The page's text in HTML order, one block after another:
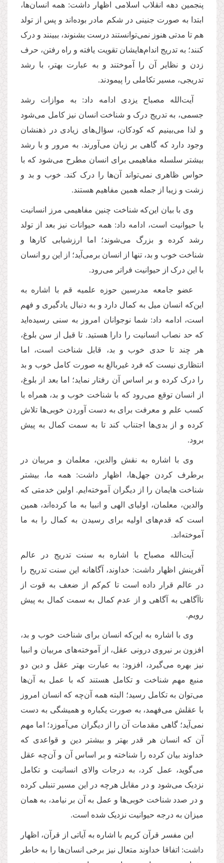
پنجمین دهه انقلاب اسلامی اظهار داشت: همه انسان‌ها،
ابتدا به صورت جنینی در شکم مادر بوده‌اند و پس از تولد
هم تا مدتی هنوز نمی‌توانستند درست بشنوند، ببینند و درک
کنند؛ به تدریج اندام‌هایشان تقویت یافته و راه رفتن، حرف
زدن و نظایر آن را آموختند و به عبارت بهتر، با رشد
تدریجی، مسیر تکاملی را پیمودند.
آیت‌الله مصباح یزدی ادامه داد: به موازات رشد
جسمی، به تدریج درک و شناخت انسان نیز کامل می‌شود
و لذا می‌بینیم که کودکان، سؤال‌های زیادی در ذهنشان
وجود دارد که گاهی بر زبان می‌آورند. به مرور و با رشد
بیشتر سلسله مفاهیمی برای انسان مطرح می‌شود که با
حواس ظاهری نمی‌تواند آن‌ها را درک کند. خوب و بد و
زشت و زیبا از جمله همین مفاهیم هستند.
وی با بیان این‌که شناخت چنین مفاهیمی مرز انسانیت
با حیوانیت است، ادامه داد: همه حیوانات نیز بعد از تولد
رشد کرده و بزرگ می‌شوند؛ اما ارزشیابی کارها و
شناخت خوب و بد، تنها از انسان برمی‌آید؛ از این رو انسان
با این درک از حیوانیت فراتر می‌رود.
عضو جامعه مدرسین حوزه علمیه قم با اشاره به
این‌که انسان میل به کمال دارد و به دنبال یادگیری و فهم
است، ادامه داد: شما نوجوانان امروز به سنی رسیده‌اید
که حد نصاب انسانیت را دارا هستید. تا قبل از سن بلوغ،
هر چند تا حدی خوب و بد، قابل شناخت است، اما
انتظاری نیست که فرد غیربالغ به صورت کامل خوب و بد
را درک کرده و بر اساس آن رفتار نماید؛ اما بعد از بلوغ،
از انسان توقع می‌رود که با شناخت خوب و بد، همراه با
کسب علم و معرفت برای به دست آوردن خوبی‌ها تلاش
کرده و از بدی‌ها اجتناب کند تا به سمت کمال به پیش
برود.
وی با اشاره به نقش والدین، معلمان و مربیان در
برطرف کردن جهل‌ها، اظهار داشت: همه ما، بیشتر
شناخت هایمان را از دیگران آموخته‌ایم. اولین خدمتی که
والدین، معلمان، اولیای الهی و انبیا به ما کرده‌اند، همین
است که قدم‌های اولیه برای رسیدن به کمال را به ما
‌آموخته‌اند.
آیت‌الله مصباح با اشاره به سنت تدریج در عالم
آفرینش اظهار داشت: خداوند، آگاهانه این سنت تدریح را
در عالم قرار داده است تا کم‌کم از ضعف به قوت از
ناآگاهی به آگاهی و از عدم کمال به سمت کمال به پیش
رویم.
وی با اشاره به این‌که انسان برای شناخت خوب و بد،
افزون بر نیروی درونی عقل، از آموخته‌های مربیان و انبیا
نیز بهره می‌گیرد، افزود: به عبارت بهتر عقل و دین دو
منبع مهم شناخت و تکامل هستند که با عمل به آن‌ها
می‌توان به تکامل رسید؛ البته همه آن‌چه که انسان امروز
با عقلش می‌فهمد، به صورت یکباره و همیشگی به دست
نمی‌آید؛ گاهی مقدمات آن را از دیگران می‌آموزد؛ اما مهم
آن که انسان هر قدر بهتر و بیشتر دین و قواعدی که
خداوند بیان کرده را شناخته و بر اساس آن و آن‌چه عقل
می‌گوید، عمل کرد، به درجات والای انسانیت و تکامل
نزدیک می‌شود و در مقابل هرچه در این مسیر تنبلی کرده
و در صدد شناخت خوبی‌ها و عمل به آن بر نیامد، به همان
میزان به درجه حیوانیت نزدیک شده است.
این مفسر قرآن کریم با اشاره به آیاتی از قرآن، اظهار
داشت: اتفاقا خداوند متعال نیز برخی انسان‌ها را به خاطر